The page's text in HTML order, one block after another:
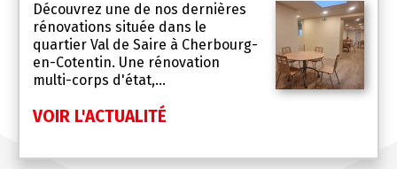
Découvrez une de nos dernières
rénovations située dans le
quartier Val de Saire à Cherbourg-
en-Cotentin. Une rénovation
multi-corps d'état,...
VOIR L'ACTUALITÉ